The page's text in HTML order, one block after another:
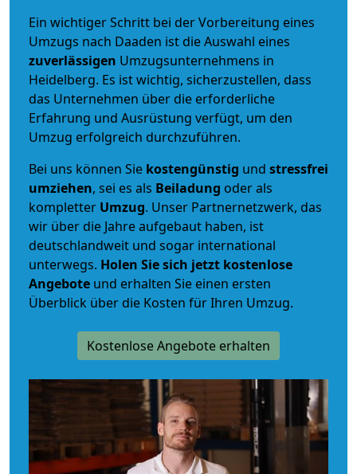
Ein wichtiger Schritt bei der Vorbereitung eines
Umzugs nach Daaden ist die Auswahl eines
zuverlässigen Umzugsunternehmens in
Heidelberg. Es ist wichtig, sicherzustellen, dass
das Unternehmen über die erforderliche
Erfahrung und Ausrüstung verfügt, um den
Umzug erfolgreich durchzuführen.
Bei uns können Sie kostengünstig und stressfrei
umziehen, sei es als Beiladung oder als
kompletter Umzug. Unser Partnernetzwerk, das
wir über die Jahre aufgebaut haben, ist
deutschlandweit und sogar international
unterwegs. Holen Sie sich jetzt kostenlose
Angebote und erhalten Sie einen ersten
Überblick über die Kosten für Ihren Umzug.
Kostenlose Angebote erhalten